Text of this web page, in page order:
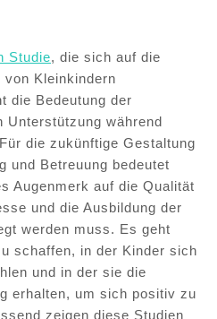
Studie, die sich auf die
von Kleinkindern
die Bedeutung der
Unterstützung während
die zukünftige Gestaltung
und Betreuung bedeutet
Augenmerk auf die Qualität
und die Ausbildung der
werden muss. Es geht
schaffen, in der Kinder sich
und in der sie die
erhalten, um sich positiv zu
zeigen diese Studien